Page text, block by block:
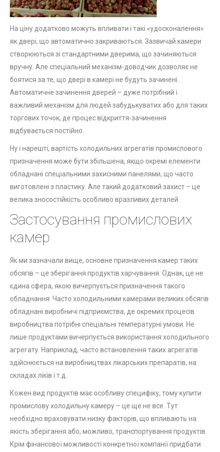
На ціну додатково можуть впливати і такі «удосконалення»
як двері, що автоматично закриваються. Зазвичай камери
створюються зі стандартними дверима, що зачиняються
вручну. Але спеціальний механізм-доводчик дозволяє не
боятися за те, що двері в камері не будуть зачинені.
Автоматичне зачинення дверей – дуже потрібний і
важливий механізм для людей забудькуватих або для таких
торгових точок, де процес відкриття-зачинення
відбувається постійно.
Ну і нарешті, вартість холодильних агрегатів промислового
призначення може бути збільшена, якщо окремі елементи
обладнані спеціальними захисними панелями, що часто
виготовлені з пластику. Але такий додатковий захист – це
велика зносостійкість особливо вразливих деталей.
Застосування промислових
камер
Як ми зазначали вище, основне призначення камер таких
обсягів – це зберігання продуктів харчування. Однак, це не
єдина сфера, якою вичерпується призначення такого
обладнання. Часто холодильними камерами великих обсягів
обладнані виробничі підприємства, де окремих процесів
виробництва потрібні спеціальні температурні умови. Не
лише продуктами вичерпується використання холодильного
агрегату. Наприклад, часто встановлення таких агрегатів
здійснюється на виробництвах лікарських препаратів, на
складах ліків і т.д.
Кожен вид продуктів має особливу специфіку, тому купити
промислову холодильну камеру – це ще не все. Тут
необхідно враховувати низку факторів, що впливають на
якість зберігання або, можливо, транспортування продуктів.
Крім фінансової можливості конкретної компанії придбати